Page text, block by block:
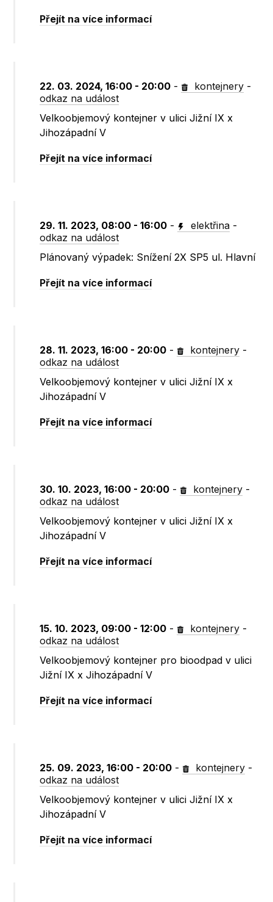
Přejít na více informací
22. 03. 2024, 16:00 - 20:00 - kontejnery -
odkaz na událost
Velkoobjemový kontejner v ulici Jižní IX x
Jihozápadní V
Přejít na více informací
29. 11. 2023, 08:00 - 16:00 - elektřina -
odkaz na událost
Plánovaný výpadek: Snížení 2X SP5 ul. Hlavní
Přejít na více informací
28. 11. 2023, 16:00 - 20:00 - kontejnery -
odkaz na událost
Velkoobjemový kontejner v ulici Jižní IX x
Jihozápadní V
Přejít na více informací
30. 10. 2023, 16:00 - 20:00 - kontejnery -
odkaz na událost
Velkoobjemový kontejner v ulici Jižní IX x
Jihozápadní V
Přejít na více informací
15. 10. 2023, 09:00 - 12:00 - kontejnery -
odkaz na událost
Velkoobjemový kontejner pro bioodpad v ulici
Jižní IX x Jihozápadní V
Přejít na více informací
25. 09. 2023, 16:00 - 20:00 - kontejnery -
odkaz na událost
Velkoobjemový kontejner v ulici Jižní IX x
Jihozápadní V
Přejít na více informací